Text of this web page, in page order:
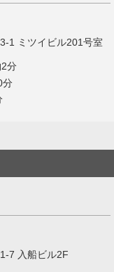
1 ミツイビル201号室
分
分
7 入船ビル2F